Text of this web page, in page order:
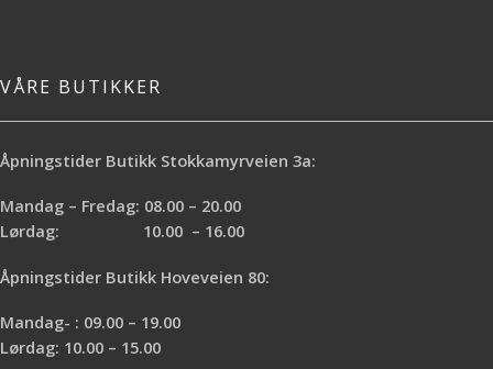
VÅRE BUTIKKER
Åpningstider Butikk Stokkamyrveien 3a:
Mandag – Fredag: 08.00 – 20.00
Lørdag: 10.00 – 16.00
Åpningstider Butikk Hoveveien 80:
Mandag- : 09.00 – 19.00
Lørdag: 10.00 – 15.00